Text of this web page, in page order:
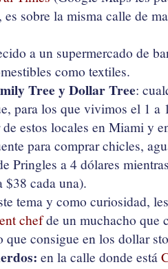
sobre la misma calle de
a un supermercado de
como textiles.
Tree y Dollar Tree:
para los que vivimos el 1 a
estos locales en Miami y
para comprar chicles,
Pringles a 4 dólares
$38 cada una).
tema y como curiosidad,
chefde un muchacho que
que consigue en los dollar
en la calle donde está